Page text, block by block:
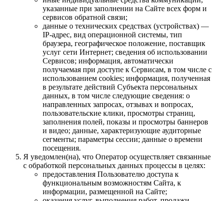
указанные при заполнении на Сайте всех форм и
сервисов обратной связи;
данные о технических средствах (устройствах) —
IP-адрес, вид операционной системы, тип
браузера, географическое положение, поставщик
услуг сети Интернет; сведения об использовании
Сервисов; информация, автоматически
получаемая при доступе к Сервисам, в том числе с
использованием cookies; информация, полученная
в результате действий Субъекта персональных
данных, в том числе следующие сведения: о
направленных запросах, отзывах и вопросах,
пользовательские клики, просмотры страниц,
заполнения полей, показы и просмотры баннеров
и видео; данные, характеризующие аудиторные
сегменты; параметры сессии; данные о времени
посещения.
Я уведомлен(на), что Оператор осуществляет связанные
с обработкой персональных данных процессы в целях:
предоставления Пользователю доступа к
функциональным возможностям Сайта, к
информации, размещенной на Сайте;